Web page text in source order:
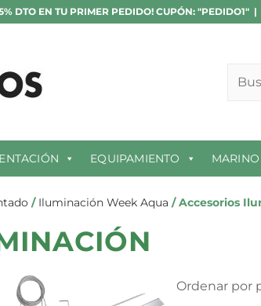
DTO EN TU PRIMER PEDIDO! CUPÓN: "PEDIDO1"
EQUIPAMIENTO MARINO
/ Iluminación Week Aqua / Accesorios